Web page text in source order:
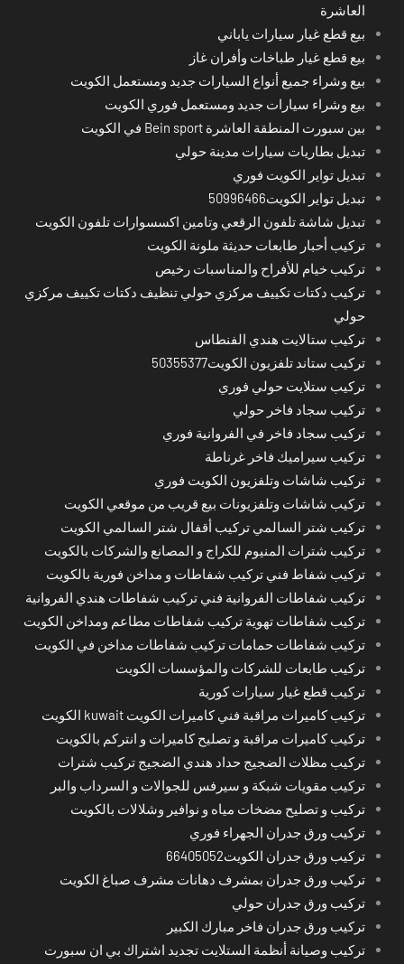
العاشرة
بيع قطع غيار سيارات ياباني
بيع قطع غيار طباخات وأفران غاز
بيع وشراء جميع أنواع السيارات جديد ومستعمل الكويت
بيع وشراء سيارات جديد ومستعمل فوري الكويت
بين سبورت المنطقة العاشرة Bein sport في الكويت
تبديل بطاريات سيارات مدينة حولي
تبديل تواير الكويت فوري
تبديل تواير الكويت50996466
تبديل شاشة تلفون الرقعي وتامين اكسسوارات تلفون الكويت
تركيب أحبار طابعات حديثة ملونة الكويت
تركيب خيام للأفراح والمناسبات رخيص
تركيب دكتات تكييف مركزي حولي تنظيف دكتات تكييف مركزي
حولي
تركيب ستالايت هندي الفنطاس
تركيب ستاند تلفزيون الكويت50355377
تركيب ستلايت حولي فوري
تركيب سجاد فاخر حولي
تركيب سجاد فاخر في الفروانية فوري
تركيب سيراميك فاخر غرناطة
تركيب شاشات وتلفزيون الكويت فوري
تركيب شاشات وتلفزيونات بيع قريب من موقعي الكويت
تركيب شتر السالمي تركيب أقفال شتر السالمي الكويت
تركيب شترات المنيوم للكراج و المصانع والشركات بالكويت
تركيب شفاط فني تركيب شفاطات و مداخن فورية بالكويت
تركيب شفاطات الفروانية فني تركيب شفاطات هندي الفروانية
تركيب شفاطات تهوية تركيب شفاطات مطاعم ومداخن الكويت
تركيب شفاطات حمامات تركيب شفاطات مداخن في الكويت
تركيب طابعات للشركات والمؤسسات الكويت
تركيب قطع غيار سيارات كورية
تركيب كاميرات مراقبة فني كاميرات الكويت kuwait الكويت
تركيب كاميرات مراقبة و تصليح كاميرات و انتركم بالكويت
تركيب مظلات الضجيج حداد هندي الضجيج تركيب شترات
تركيب مقويات شبكة و سيرفس للجوالات و السرداب والبر
تركيب و تصليح مضخات مياه و نوافير وشلالات بالكويت
تركيب ورق جدران الجهراء فوري
تركيب ورق جدران الكويت66405052
تركيب ورق جدران بمشرف دهانات مشرف صباغ الكويت
تركيب ورق جدران حولي
تركيب ورق جدران فاخر مبارك الكبير
تركيب وصيانة أنظمة الستلايت تجديد اشتراك بي ان سبورت